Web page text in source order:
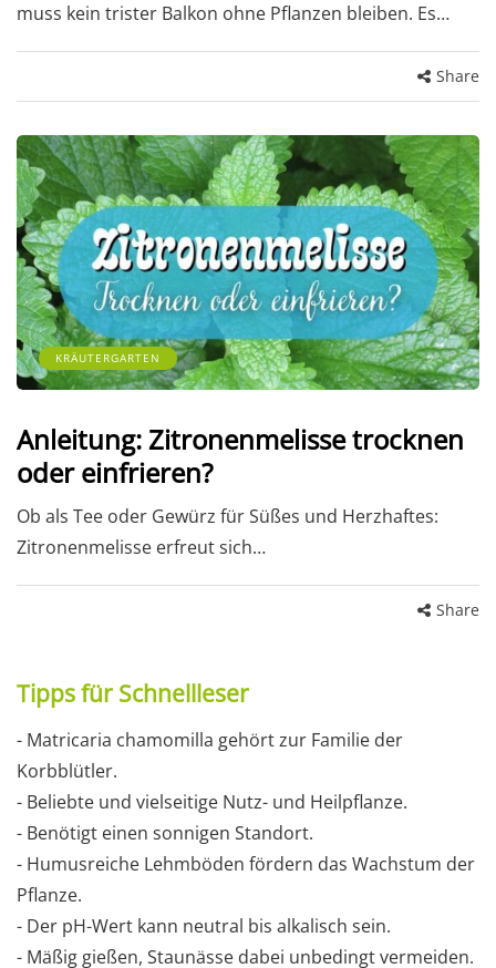
muss kein trister Balkon ohne Pflanzen bleiben. Es…
Share
KRÄUTERGARTEN
Anleitung: Zitronenmelisse trocknen
oder einfrieren?
Ob als Tee oder Gewürz für Süßes und Herzhaftes:
Zitronenmelisse erfreut sich…
Share
Tipps für Schnellleser
- Matricaria chamomilla gehört zur Familie der
Korbblütler.
- Beliebte und vielseitige Nutz- und Heilpflanze.
- Benötigt einen sonnigen Standort.
- Humusreiche Lehmböden fördern das Wachstum der
Pflanze.
- Der pH-Wert kann neutral bis alkalisch sein.
- Mäßig gießen, Staunässe dabei unbedingt vermeiden.